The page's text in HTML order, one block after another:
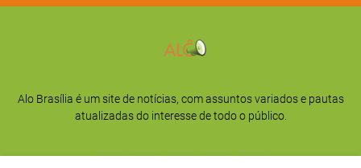
Alo Brasília é um site de notícias, com assuntos variados e pautas
atualizadas do interesse de todo o público.